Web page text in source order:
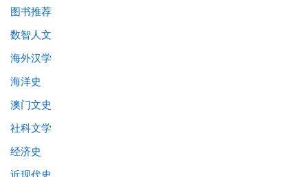
图书推荐
数智人文
海外汉学
海洋史
澳门文史
社科文学
经济史
近现代史